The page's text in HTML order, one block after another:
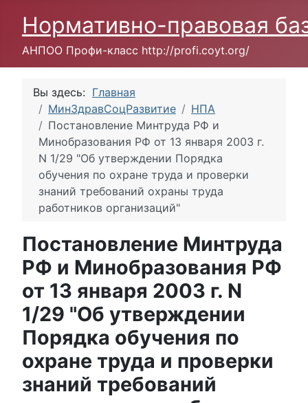
Нормативно-правовая
АНПОО Профи-класс http://profi.coyt.org/
Вы здесь: Главная
МинЗдравСоцРазвитие
НПА
Постановление Минтруда РФ и
Минобразования РФ от 13 января 2003 г.
N 1/29 "Об утверждении Порядка
обучения по охране труда и проверки
знаний требований охраны труда
работников организаций"
Постановление Минтруда
РФ и Минобразования РФ
от 13 января 2003 г. N
1/29 "Об утверждении
Порядка обучения по
охране труда и проверки
знаний требований